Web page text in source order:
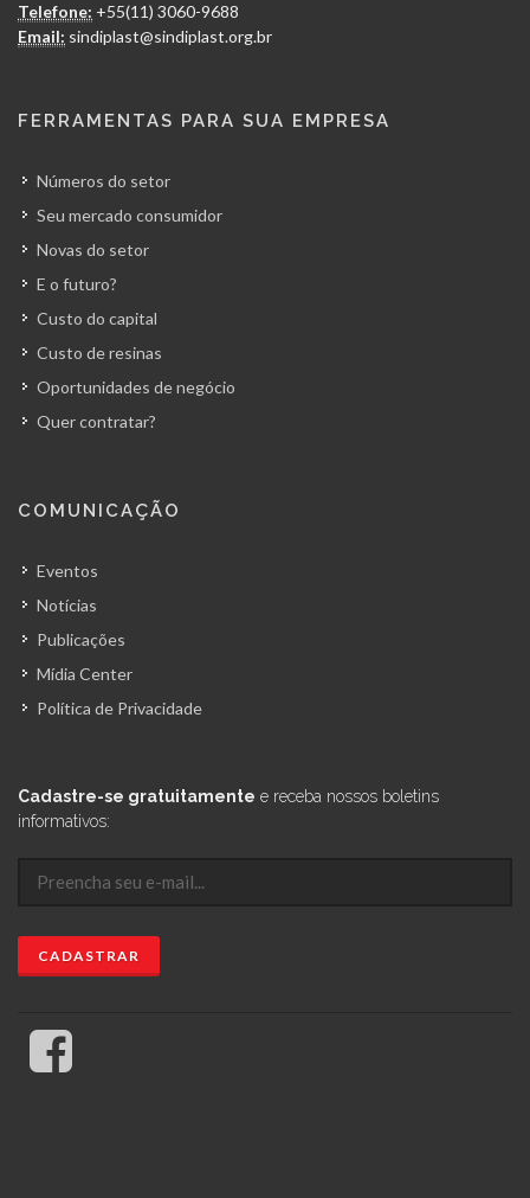
Telefone: +55(11) 3060-9688
Email: sindiplast@sindiplast.org.br
FERRAMENTAS PARA SUA EMPRESA
Números do setor
Seu mercado consumidor
Novas do setor
E o futuro?
Custo do capital
Custo de resinas
Oportunidades de negócio
Quer contratar?
COMUNICAÇÃO
Eventos
Notícias
Publicações
Mídia Center
Política de Privacidade
Cadastre-se gratuitamente e receba nossos boletins
informativos: